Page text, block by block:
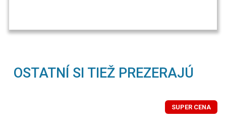
OSTATNÍ SI TIEŽ PREZERAJÚ
SUPER CENA